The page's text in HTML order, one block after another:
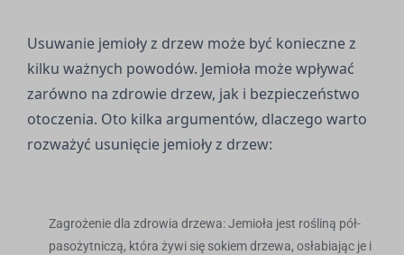
Usuwanie jemioły z drzew może być konieczne z
kilku ważnych powodów. Jemioła może wpływać
zarówno na zdrowie drzew, jak i bezpieczeństwo
otoczenia. Oto kilka argumentów, dlaczego warto
rozważyć usunięcie jemioły z drzew:
Zagrożenie dla zdrowia drzewa: Jemioła jest rośliną pół-
pasożytniczą, która żywi się sokiem drzewa, osłabiając je i